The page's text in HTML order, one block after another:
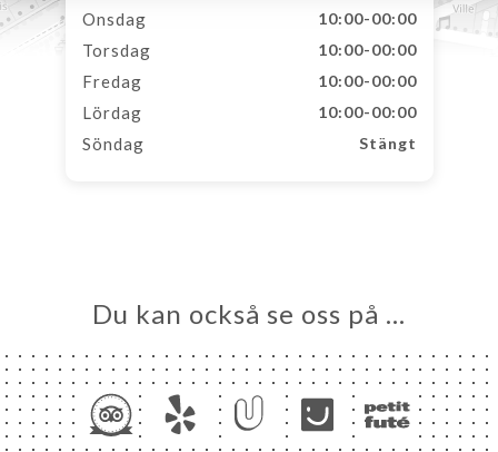
Onsdag 10:00-00:00
Torsdag 10:00-00:00
Fredag 10:00-00:00
Lördag 10:00-00:00
Söndag Stängt
Du kan också se oss på …